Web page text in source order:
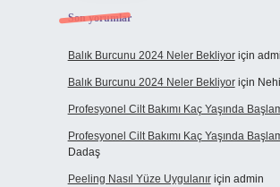
Son yorumlar
Balık Burcunu 2024 Neler Bekliyoriçin
Balık Burcunu 2024 Neler Bekliyoriçin
Profesyonel Cilt Bakımı Kaç Yaşında
Profesyonel Cilt Bakımı Kaç Yaşında
Dadaş
Peeling Nasıl Yüze Uygulanıriçin admin